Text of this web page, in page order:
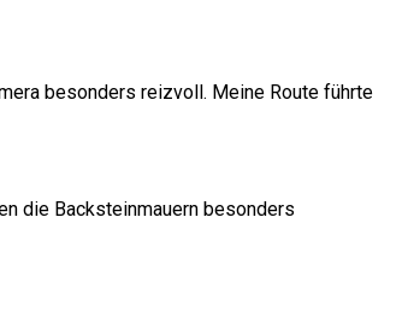
besonders reizvoll. Meine Route führte
die Backsteinmauern besonders